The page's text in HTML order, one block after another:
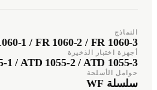
النماذج
1 / FR 1060-2 / FR 1060-3
أجهزة اختبار الذخيرة
1 / ATD 1055-2 / ATD 1055-3
حوامل الأسلحة
سلسلة WF